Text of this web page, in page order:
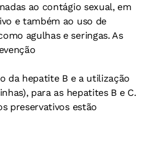
ao contágio sexual, em
e também ao uso de
agulhas e seringas. As
da hepatite B e a utilização
para as hepatites B e C.
preservativos estão